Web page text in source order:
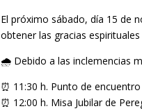
El próximo sábado, día 15 de
obtener las gracias
🌧️ Debido a las inclemencias
⏰️ 11:30 h. Punto de
⏰️ 12:00 h. Misa Jubilar de